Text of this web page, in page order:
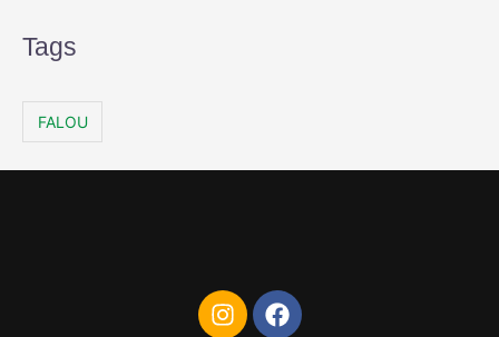
Tags
FALOU